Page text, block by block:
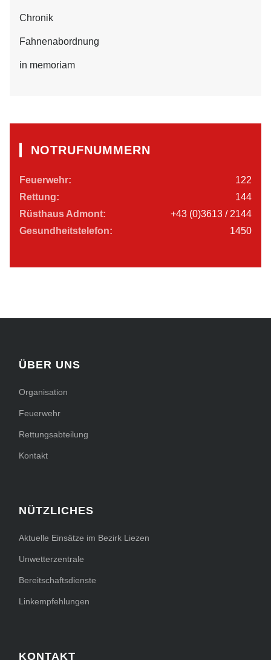
Chronik
Fahnenabordnung
in memoriam
NOTRUFNUMMERN
Feuerwehr:
122
Rettung:
144
Rüsthaus Admont:
+43 (0)3613 / 2144
Gesundheitstelefon:
1450
ÜBER UNS
Organisation
Feuerwehr
Rettungsabteilung
Kontakt
NÜTZLICHES
Aktuelle Einsätze im Bezirk Liezen
Unwetterzentrale
Bereitschaftsdienste
Linkempfehlungen
KONTAKT